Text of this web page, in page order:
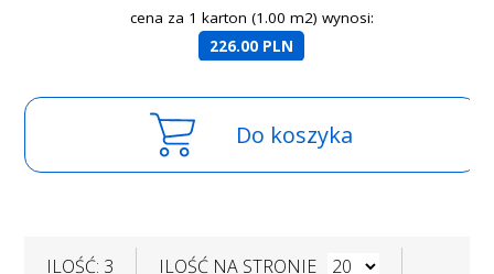
cena za 1 karton (1.00 m2) wynosi:
226.00 PLN
Do koszyka
ILOŚĆ: 3
ILOŚĆ NA STRONIE